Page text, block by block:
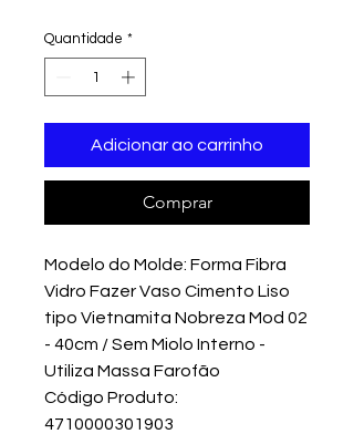
Quantidade *
Adicionar ao carrinho
Comprar
Modelo do Molde: Forma Fibra
Vidro Fazer Vaso Cimento Liso
tipo Vietnamita Nobreza Mod 02
- 40cm / Sem Miolo Interno -
Utiliza Massa Farofão
Código Produto:
4710000301903